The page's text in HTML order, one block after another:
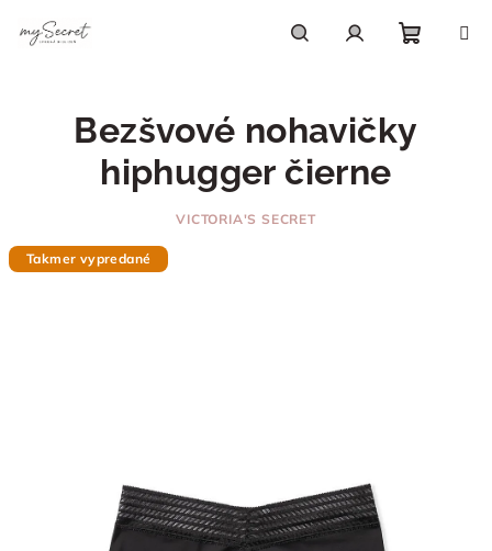
košík
Bezšvové nohavičky
hiphugger čierne
VICTORIA'S SECRET
Takmer vypredané